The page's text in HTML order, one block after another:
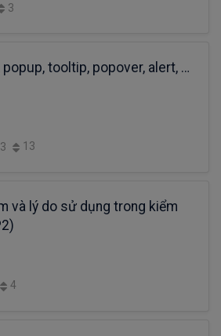
3
popup, tooltip, popover, alert, …
3 13
và lý do sử dụng trong kiểm
4